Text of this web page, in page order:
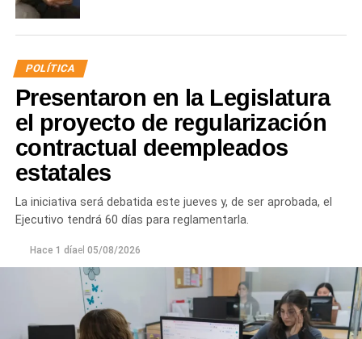
POLÍTICA
Presentaron en la Legislatura
el proyecto de regularización
contractual deempleados
estatales
La iniciativa será debatida este jueves y, de ser aprobada, el
Ejecutivo tendrá 60 días para reglamentarla.
Hace 1 díael 05/08/2026